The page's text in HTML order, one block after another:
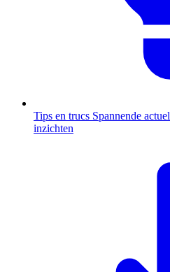
Tips en trucs Spannende
inzichten